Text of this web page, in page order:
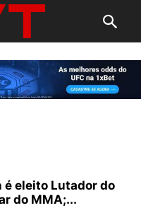
é eleito Lutador do
do MMA;...